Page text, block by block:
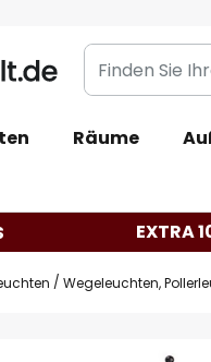
Finden
Sie
Leuchte...
Räume
EXTRA
Wegeleuchten,